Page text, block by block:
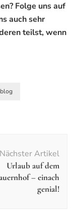
Folge uns auf
auch sehr
teilst, wenn
Nächster Artikel
Urlaub auf dem
– einach
genial!